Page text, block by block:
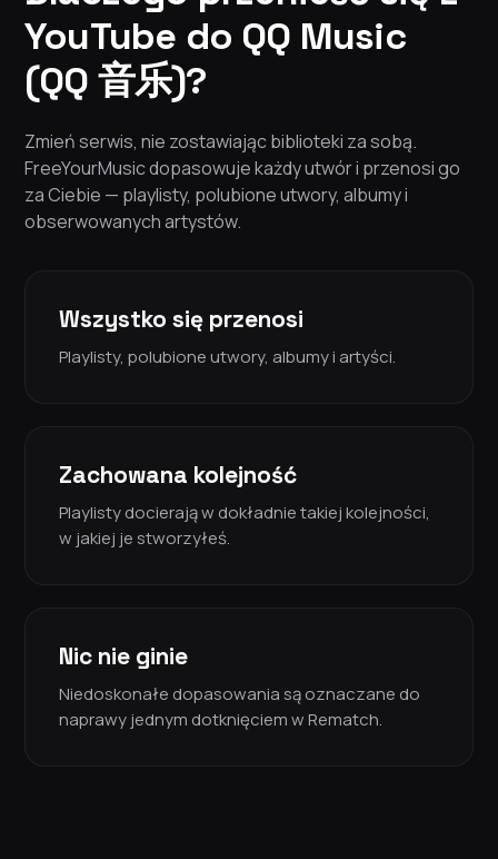
YouTube do QQ Music
(QQ 音乐)?
Zmień serwis, nie zostawiając biblioteki za sobą.
FreeYourMusic dopasowuje każdy utwór i przenosi go
za Ciebie — playlisty, polubione utwory, albumy i
obserwowanych artystów.
Wszystko się przenosi
Playlisty, polubione utwory, albumy i artyści.
Zachowana kolejność
Playlisty docierają w dokładnie takiej kolejności,
w jakiej je stworzyłeś.
Nic nie ginie
Niedoskonałe dopasowania są oznaczane do
naprawy jednym dotknięciem w Rematch.